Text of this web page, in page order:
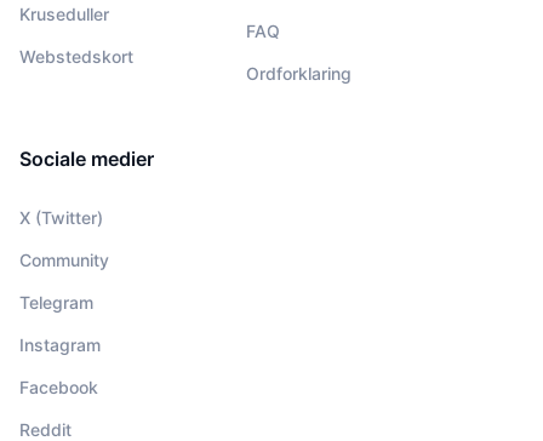
Kruseduller
Webstedskort
FAQ
Ordforklaring
Sociale medier
X (Twitter)
Community
Telegram
Instagram
Facebook
Reddit